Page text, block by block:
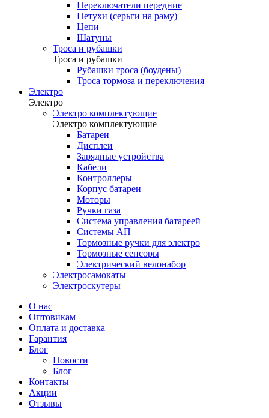
Переключатели передние
Петухи (серьги на раму)
Цепи
Шатуны
Троса и рубашки
Троса и рубашки
Рубашки троса (боудены)
Троса тормоза и переключения
Электро
Электро
Электро комплектующие
Электро комплектующие
Батареи
Дисплеи
Зарядные устройства
Кабели
Контроллеры
Корпус батареи
Моторы
Ручки газа
Система управления батареей
Системы АП
Тормозные ручки для электро
Тормозные сенсоры
Электрический велонабор
Электросамокаты
Электроскутеры
О нас
Оптовикам
Оплата и доставка
Гарантия
Блог
Новости
Блог
Контакты
Акции
Отзывы